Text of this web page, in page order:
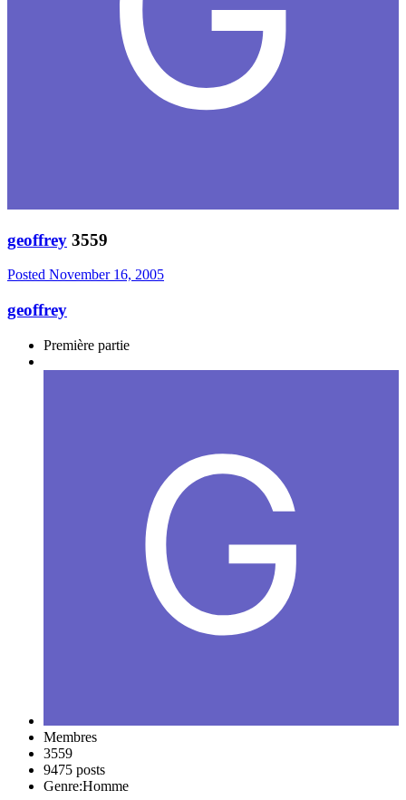
geoffrey 3559
Posted November 16, 2005
geoffrey
Première partie
Membres
3559
9475 posts
Genre:Homme